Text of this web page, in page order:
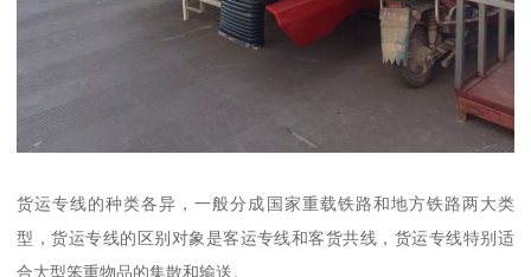
货运专线的种类各异，一般分成国家重载铁路和地方铁路两大类
型，货运专线的区别对象是客运专线和客货共线，货运专线特别适
合大型笨重物品的集散和输送。